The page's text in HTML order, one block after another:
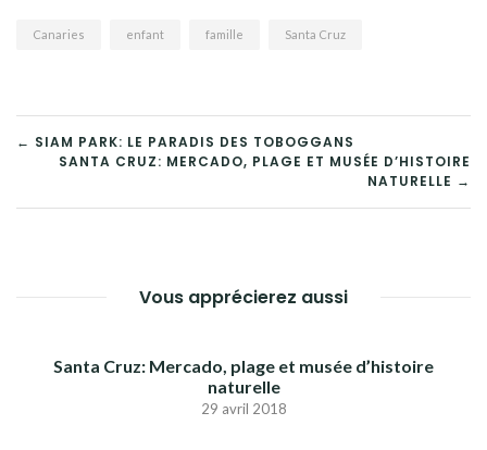
Canaries enfant famille Santa Cruz
NAVIGATION
DE
← SIAM PARK: LE PARADIS DES TOBOGGANS
SANTA CRUZ: MERCADO, PLAGE ET MUSÉE D’HISTOIRE
NATURELLE →
Vous apprécierez aussi
Santa Cruz: Mercado, plage et musée d’histoire
naturelle
29 avril 2018